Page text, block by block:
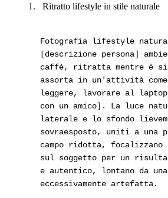
Ritratto lifestyle in stile naturale
Fotografia lifestyle
[descrizione persona]
caffè, ritratta mentre è
assorta in un'attività
leggere, lavorare al
con un amico]. La luce
laterale e lo sfondo
sovraesposto, uniti a una
campo ridotta,
sul soggetto per un
e autentico, lontano da una
eccessivamente artefatta.